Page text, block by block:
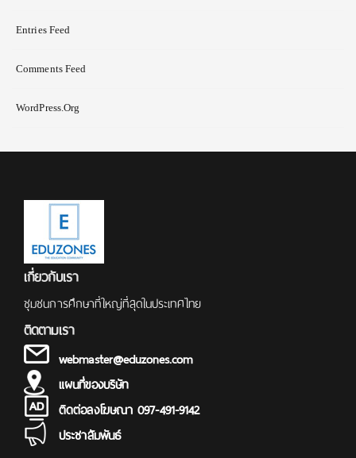
Entries Feed
Comments Feed
WordPress.org
เกี่ยวกับเรา
ชุมชนการศึกษาที่ใหญ่ที่สุดในประเทศไทย
ติดตามเรา
webmaster@eduzones.com
แผนที่ของบริษัท
ติดต่อลงโฆษณา 097-491-9142
ประชาสัมพันธ์